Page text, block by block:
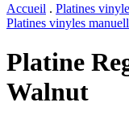
Accueil . Platines
Platines vinyles
Platine
Walnut